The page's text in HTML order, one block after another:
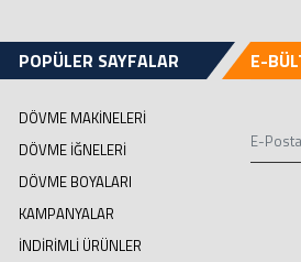
POPÜLER SAYFALAR
DÖVME MAKİNELERİ
DÖVME İĞNELERİ
DÖVME BOYALARI
KAMPANYALAR
İNDİRİMLİ ÜRÜNLER
E-